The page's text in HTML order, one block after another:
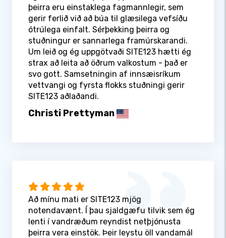
þeirra eru einstaklega fagmannlegir, sem
gerir ferlið við að búa til glæsilega vefsíðu
ótrúlega einfalt. Sérþekking þeirra og
stuðningur er sannarlega framúrskarandi.
Um leið og ég uppgötvaði SITE123 hætti ég
strax að leita að öðrum valkostum - það er
svo gott. Samsetningin af innsæisríkum
vettvangi og fyrsta flokks stuðningi gerir
SITE123 aðlaðandi.
Christi Prettyman
Að mínu mati er SITE123 mjög
notendavænt. Í þau sjaldgæfu tilvik sem ég
lenti í vandræðum reyndist netþjónusta
þeirra vera einstök. Þeir leystu öll vandamál